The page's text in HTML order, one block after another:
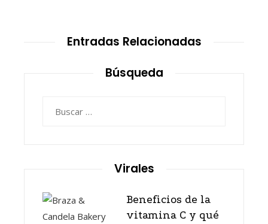
Entradas Relacionadas
Búsqueda
Virales
Beneficios de la
vitamina C y qué